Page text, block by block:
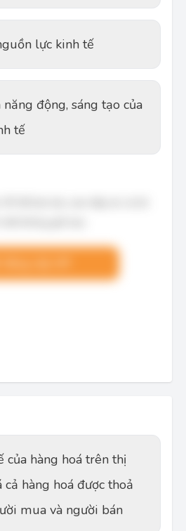
lực kinh tế
động, sáng tạo của
tế
của hàng hoá trên thị
hàng hoá được thoả
mua và người bán